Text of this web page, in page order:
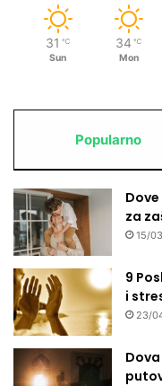
e
31 ℃
Sun
34 ℃
Mon
Popularno
za
15/
9
i
23/